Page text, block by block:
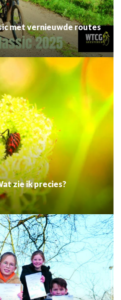
Vasser Heuvelen Classic met vernieuwde routes
zie ik precies?